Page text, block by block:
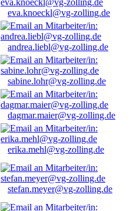
eva.knoeckl@vg-zolling.de
andrea.liebl@vg-zolling.de
sabine.lohr@vg-zolling.de
dagmar.maier@vg-zolling.de
erika.mehl@vg-zolling.de
stefan.meyer@vg-zolling.de